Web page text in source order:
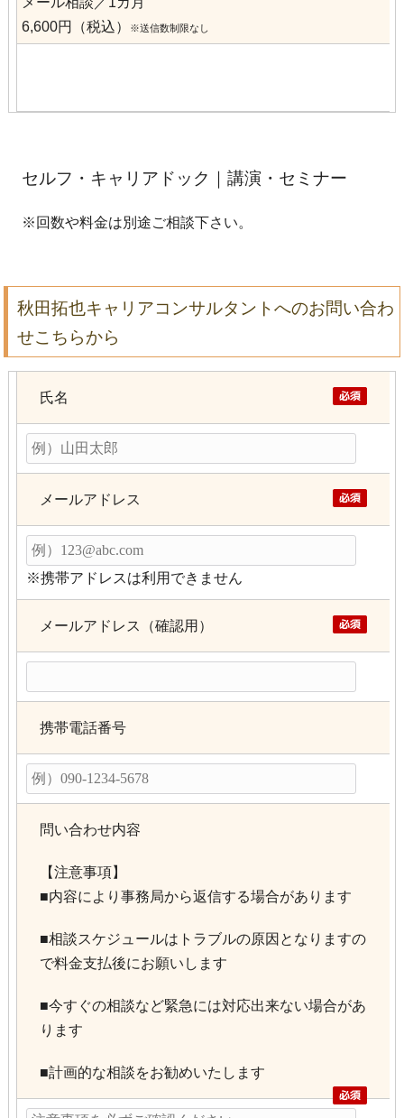
6,600円（税込）
※送信数制限なし
セルフ・キャリアドック｜講演・セミナー
※回数や料金は別途ご相談下さい。
秋田拓也キャリアコンサルタントへのお問い合わ
せこちらから
氏名
メールアドレス
※携帯アドレスは利用できません
メールアドレス（確認用）
携帯電話番号
問い合わせ内容
【注意事項】
■内容により事務局から返信する場合があります
■相談スケジュールはトラブルの原因となりますの
で料金支払後にお願いします
■今すぐの相談など緊急には対応出来ない場合があ
ります
■計画的な相談をお勧めいたします